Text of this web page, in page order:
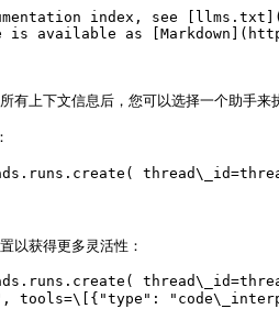
index, see
is available as
有上下文信息后，您可以选择一个助手来
以获得更多灵活性：